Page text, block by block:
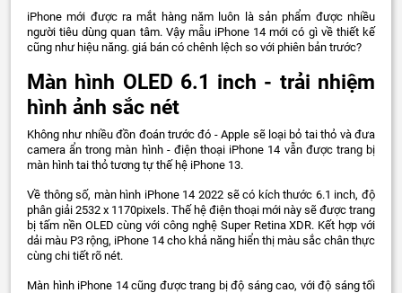
iPhone mới được ra mắt hàng năm luôn là sản phẩm được nhiều
người tiêu dùng quan tâm. Vậy mẫu iPhone 14 mới có gì về thiết kế
cũng như hiệu năng. giá bán có chênh lệch so với phiên bản trước?
Màn hình OLED 6.1 inch - trải nhiệm
hình ảnh sắc nét
Không như nhiều đồn đoán trước đó - Apple sẽ loại bỏ tai thỏ và đưa
camera ẩn trong màn hình - điện thoại iPhone 14 vẫn được trang bị
màn hình tai thỏ tương tự thế hệ iPhone 13.
Về thông số, màn hình iPhone 14 2022 sẽ có kích thước 6.1 inch, độ
phân giải 2532 x 1170pixels. Thế hệ điện thoại mới này sẽ được trang
bị tấm nền OLED cùng với công nghệ Super Retina XDR. Kết hợp với
dải màu P3 rộng, iPhone 14 cho khả năng hiển thị màu sắc chân thực
cùng chi tiết rõ nét.
Màn hình iPhone 14 cũng được trang bị độ sáng cao, với độ sáng tối